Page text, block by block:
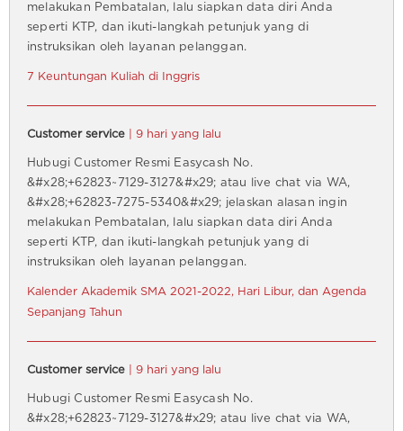
melakukan Pembatalan, lalu siapkan data diri Anda
seperti KTP, dan ikuti-langkah petunjuk yang di
instruksikan oleh layanan pelanggan.
7 Keuntungan Kuliah di Inggris
Customer service | 9 hari yang lalu
Hubugi Customer Resmi Easycash No.
&#x28;+62823~7129-3127&#x29; atau live chat via WA,
&#x28;+62823-7275-5340&#x29; jelaskan alasan ingin
melakukan Pembatalan, lalu siapkan data diri Anda
seperti KTP, dan ikuti-langkah petunjuk yang di
instruksikan oleh layanan pelanggan.
Kalender Akademik SMA 2021-2022, Hari Libur, dan Agenda
Sepanjang Tahun
Customer service | 9 hari yang lalu
Hubugi Customer Resmi Easycash No.
&#x28;+62823~7129-3127&#x29; atau live chat via WA,